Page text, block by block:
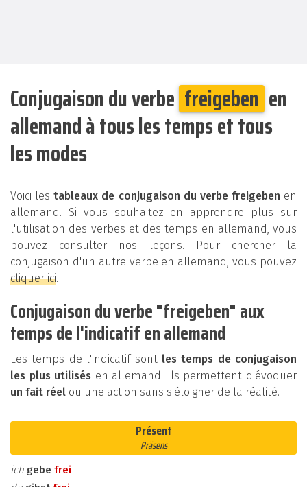
Conjugaison du verbe freigeben en
allemand à tous les temps et tous
les modes
Voici lestableaux de conjugaison du verbe freigeben en
allemand. Si vous souhaitez en apprendre plus sur
l'utilisation des verbes et des temps en allemand, vous
pouvez consulter nos leçons. Pour chercher la
conjugaison d'un autre verbe en allemand, vous pouvez
cliquer ici.
Conjugaison du verbe "freigeben" aux
temps de l'indicatif en allemand
Les temps de l'indicatif sont les temps de conjugaison
les plus utilisés en allemand. Ils permettent d'évoquer
un fait réel ou une action sans s'éloigner de la réalité.
Présent
Präsens
ich gebe frei